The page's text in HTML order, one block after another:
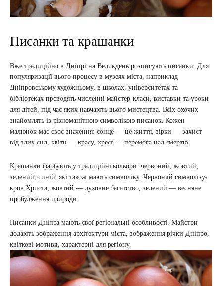
Писанки та крашанки
Вже традиційно в Дніпрі на Великдень розписують писанки. Для
популяризації цього процесу в музеях міста, наприклад
Дніпровському художньому, в школах, університетах та
бібліотеках проводять численні майстер-класи, виставки та уроки
для дітей, під час яких навчають цього мистецтва. Всіх охочих
знайомлять із різноманітною символікою писанок. Кожен
малюнок має своє значення: сонце — це життя, зірки — захист
від злих сил, квіти — красу, хрест — перемога над смертю.
Крашанки фарбують у традиційні кольори: червоний, жовтий,
зелений, синій, які також мають символіку. Червоний символізує
кров Христа, жовтий — духовне багатство, зелений — весняне
пробудження природи.
Писанки Дніпра мають свої регіональні особливості. Майстри
додають зображення архітектури міста, зображення річки Дніпро,
квіткові мотиви, характерні для регіону.